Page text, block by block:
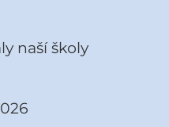
naší školy